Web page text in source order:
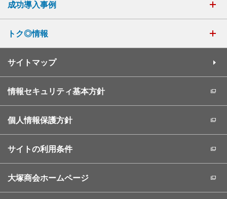
成功導入事例
トク◎情報
サイトマップ
情報セキュリティ基本方針
個人情報保護方針
サイトの利用条件
大塚商会ホームページ